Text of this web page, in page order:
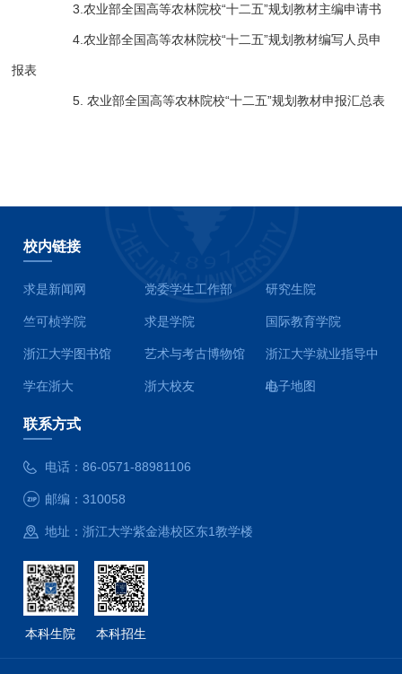
3.农业部全国高等农林院校“十二五”规划教材主编申请书
4.农业部全国高等农林院校“十二五”规划教材编写人员申
报表
5. 农业部全国高等农林院校“十二五”规划教材申报汇总表
校内链接
求是新闻网 党委学生工作部 研究生院
竺可桢学院 求是学院 国际教育学院
浙江大学图书馆 艺术与考古博物馆 浙江大学就业指导中
心
学在浙大 浙大校友 电子地图
联系方式
电话：86-0571-88981106
邮编：310058
地址：浙江大学紫金港校区东1教学楼
本科生院 本科招生